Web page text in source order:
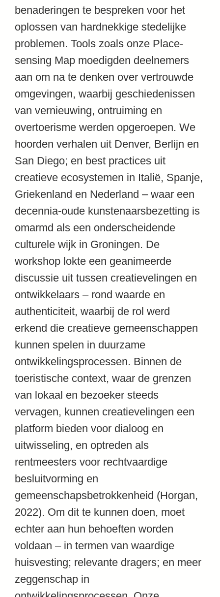
benaderingen te bespreken voor het
oplossen van hardnekkige stedelijke
problemen. Tools zoals onze Place-
sensing Map moedigden deelnemers
aan om na te denken over vertrouwde
omgevingen, waarbij geschiedenissen
van vernieuwing, ontruiming en
overtoerisme werden opgeroepen. We
hoorden verhalen uit Denver, Berlijn en
San Diego; en best practices uit
creatieve ecosystemen in Italië, Spanje,
Griekenland en Nederland – waar een
decennia-oude kunstenaarsbezetting is
omarmd als een onderscheidende
culturele wijk in Groningen. De
workshop lokte een geanimeerde
discussie uit tussen creatievelingen en
ontwikkelaars – rond waarde en
authenticiteit, waarbij de rol werd
erkend die creatieve gemeenschappen
kunnen spelen in duurzame
ontwikkelingsprocessen. Binnen de
toeristische context, waar de grenzen
van lokaal en bezoeker steeds
vervagen, kunnen creatievelingen een
platform bieden voor dialoog en
uitwisseling, en optreden als
rentmeesters voor rechtvaardige
besluitvorming en
gemeenschapsbetrokkenheid (Horgan,
2022). Om dit te kunnen doen, moet
echter aan hun behoeften worden
voldaan – in termen van waardige
huisvesting; relevante dragers; en meer
zeggenschap in